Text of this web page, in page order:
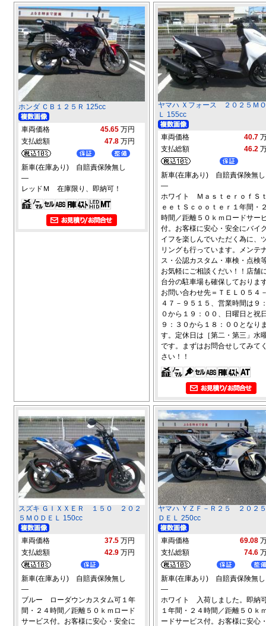
ホンダ ＣＢ１２５Ｒ 125cc
車両価格 45.65 万円
支払総額
47.8 万円
新車(在庫あり) 自賠責保険無し
―
レッドＭ 在庫限り、即納可！
ヤマハ Ｘフォース ２０２５Ｍ
Ｌ 155cc
車両価格 40.7
支払総額
46.2
新車(在庫あり) 自賠責保険無し
―
ホワイト ＭａｓｔｅｒｏｆＳ
ｅｅｔＳｃｏｏｔｅｒ１年間・
時間／距離５０ｋｍロードサー
付。お客様に安心・安全にバイ
イフを楽しんでいただく為に、
リングも行っています。メンテ
ス・公認カスタム・車検・点検
お気軽にご相談くだい！！店舗
台分の駐車場も確保しておりま
お問い合わせ先＝ＴＥＬ０５４
４７－９５１５、営業時間は９
０から１９：００、日曜日と祝
９：３０から１８：００となり
す。定休日は［第二・第三」水
です。まずはお問合せしてみて
さい！！
スズキ ＧＩＸＸＥＲ １５０ ２０２
５ＭＯＤＥＬ 150cc
車両価格 37.5 万円
支払総額
42.9 万円
新車(在庫あり) 自賠責保険無し
―
ブルー ローダウンカスタム可１年
間・２４時間／距離５０ｋｍロード
サービス付。お客様に安心・安全に
ヤマハ ＹＺＦ－Ｒ２５ ２０２
ＤＥＬ 250cc
車両価格 69.08
支払総額
74.6
新車(在庫あり) 自賠責保険無し
―
ホワイト 入荷しました。即納
１年間・２４時間／距離５０ｋ
ードサービス付。お客様に安心